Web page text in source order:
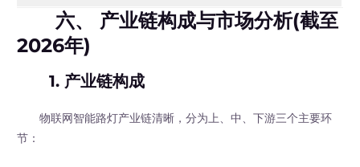
六、 产业链构成与市场分析(截至
2026年)
1. 产业链构成
物联网智能路灯产业链清晰，分为上、中、下游三个主要环
节：